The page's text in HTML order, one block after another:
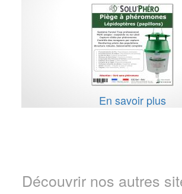
En savoir plus
Découvrir nos autres